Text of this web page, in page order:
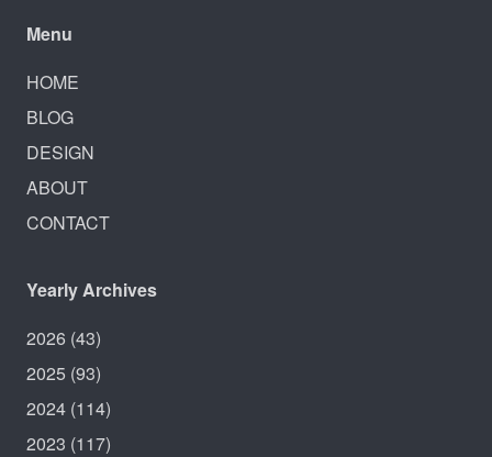
Menu
HOME
BLOG
DESIGN
ABOUT
CONTACT
Yearly Archives
2026 (43)
2025 (93)
2024 (114)
2023 (117)